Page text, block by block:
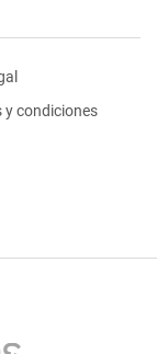
y condiciones